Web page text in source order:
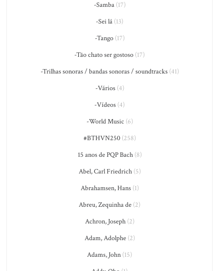
-Samba(17)
-Sei lá (13)
-Tango(17)
-Tão chato ser gostoso (17)
-Trilhas sonoras / bandas sonoras / soundtracks(41)
-Vários(4)
-Vídeos (4)
-World Music (6)
#BTHVN250(258)
15 anos de PQP Bach(8)
Abel, Carl Friedrich(5)
Abrahamsen, Hans(1)
Abreu, Zequinha de (2)
Achron, Joseph(2)
Adam, Adolphe(2)
Adams, John (15)